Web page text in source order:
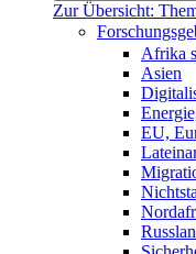
Zur Übersicht:
Afrika
Asien
EU,